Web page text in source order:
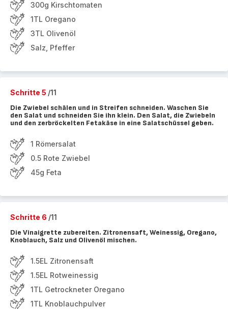
300g Kirschtomaten
1TL Oregano
3TL Olivenöl
Salz, Pfeffer
Schritte 5 /11
Die Zwiebel schälen und in Streifen schneiden. Waschen Sie
den Salat und schneiden Sie ihn klein. Den Salat, die Zwiebeln
und den zerbröckelten Fetakäse in eine Salatschüssel geben.
1 Römersalat
0.5 Rote Zwiebel
45g Feta
Schritte 6 /11
Die Vinaigrette zubereiten. Zitronensaft, Weinessig, Oregano,
Knoblauch, Salz und Olivenöl mischen.
1.5EL Zitronensaft
1.5EL Rotweinessig
1TL Getrockneter Oregano
1TL Knoblauchpulver